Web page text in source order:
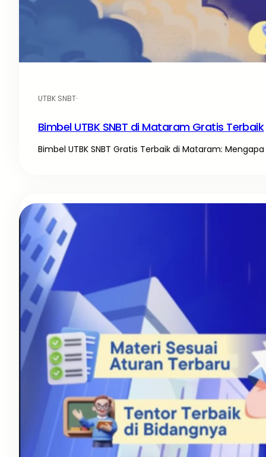
UTBK SNBT·
Bimbel UTBK SNBT di Mataram Gratis Terbaik
Bimbel UTBK SNBT Gratis Terbaik di Mataram: